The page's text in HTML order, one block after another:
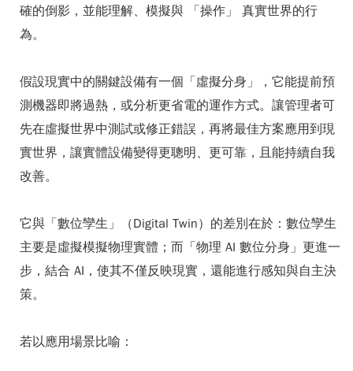
確的倒影，並能理解、模擬與 「操作 」 真實世界的行
為。
假設現實中的關鍵設備有一個「虛擬分身」，它能提前預
測機器即將過熱，或分析更省電的運作方式。讓管理者可
先在虛擬世界中測試或修正錯誤，再將最佳方案應用到現
實世界，讓實體設備變得更聰明、更可靠，且能持續自我
改善。
它與「數位孿生」（Digital Twin）的差別在於：數位孿生
主要是虛擬模擬物理實體； 而「物理 AI 數位分身」更進一
步，結合 AI，使其不僅反映現實，還能進行感知與自主決
策。
若以應用場景比喻：